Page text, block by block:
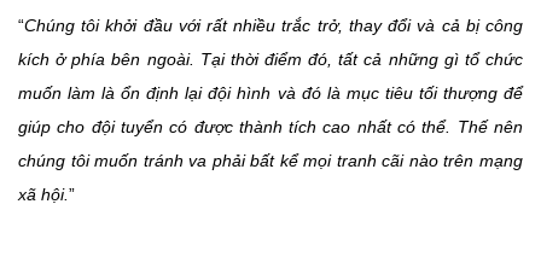
“Chúng tôi khởi đầu với rất nhiều trắc trở, thay đổi và cả bị công
kích ở phía bên ngoài. Tại thời điểm đó, tất cả những gì tổ chức
muốn làm là ổn định lại đội hình và đó là mục tiêu tối thượng để
giúp cho đội tuyển có được thành tích cao nhất có thể. Thế nên
chúng tôi muốn tránh va phải bất kể mọi tranh cãi nào trên mạng
xã hội.”